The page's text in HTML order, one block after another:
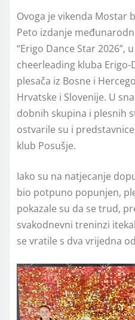
Ovoga je vikenda Mostar
Peto izdanje
“Erigo Dance Star 2026”,
cheerleading kluba
plesača iz Bosne i
Hrvatske i Slovenije. U
dobnih skupina i plesnih
ostvarile su i
klub Posušje.
Iako su na natjecanje
bio potpuno popunjen,
pokazale su da se trud,
svakodnevni treninzi
se vratile s dva vrijedna